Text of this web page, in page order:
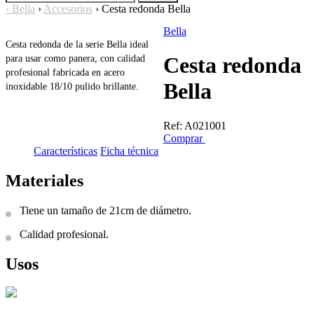
› Bella › Accesorios › Cesta redonda Bella
Bella
Cesta redonda
Bella
Ref: A021001
Comprar
Cesta redonda de la serie Bella ideal
para usar como panera, con calidad
profesional fabricada en acero
inoxidable 18/10 pulido brillante.
Características Ficha técnica
Materiales
Tiene un tamaño de 21cm de diámetro.
Calidad profesional.
Usos